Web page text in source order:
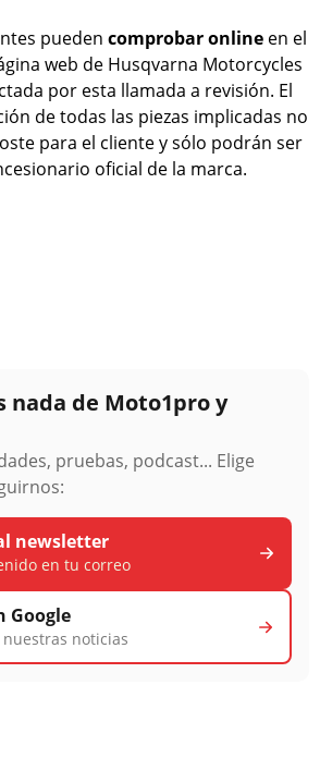
pueden comprobar online en el
web de Husqvarna Motorcycles
por esta llamada a revisión. El
de todas las piezas implicadas no
para el cliente y sólo podrán ser
oficial de la marca.
nada de Moto1pro y
pruebas, podcast... Elige
newsletter
en tu correo
Google
nuestras noticias